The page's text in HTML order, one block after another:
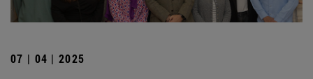
07 | 04 | 2025